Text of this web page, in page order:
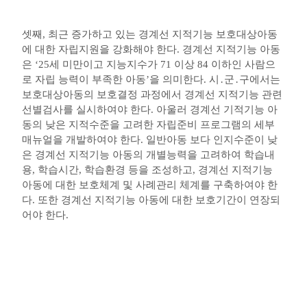
셋째 , 최근 증가하고 있는 경계선 지적기능 보호대상아동
에 대한 자립지원을 강화해야 한다. 경계선 지적기능 아동
은 ‘25세 미만이고 지능지수가 71 이상 84 이하인 사람으
로 자립 능력이 부족한 아동’을 의미한다. 시 ․군 ․구에서는
보호대상아동의 보호결정 과정에서 경계선 지적기능 관련
선별검사를 실시하여야 한다. 아울러 경계선 기적기능 아
동의 낮은 지적수준을 고려한 자립준비 프로그램의 세부
매뉴얼을 개발하여야 한다. 일반아동 보다 인지수준이 낮
은 경계선 지적기능 아동의 개별능력을 고려하여 학습내
용, 학습시간, 학습환경 등을 조성하고, 경계선 지적기능
아동에 대한 보호체계 및 사례관리 체계를 구축하여야 한
다. 또한 경계선 지적기능 아동에 대한 보호기간이 연장되
어야 한다.